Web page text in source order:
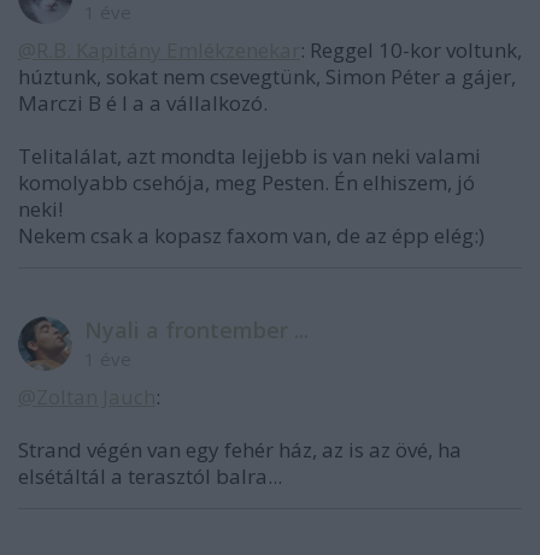
: Reggel 10-kor voltunk,
húztunk, sokat nem csevegtünk, Simon Péter a gájer,
Marczi B é l a a vállalkozó.
Telitalálat, azt mondta lejjebb is van neki valami
komolyabb csehója, meg Pesten. Én elhiszem, jó
neki!
Nekem csak a kopasz faxom van, de az épp elég:)
:
Strand végén van egy fehér ház, az is az övé, ha
elsétáltál a terasztól balra...